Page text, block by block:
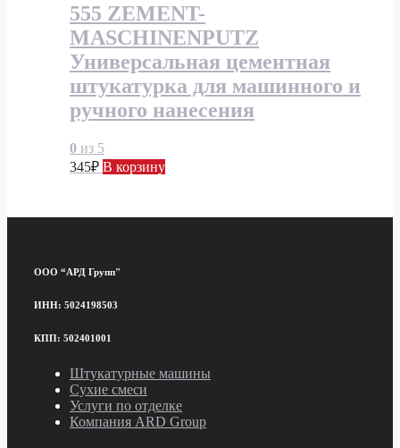
555 ZEMENT-
MASCHINENPUTZ
Универсальная цементная
штукатурка для машинного и
ручного нанесения
0 из 5
345₽ В корзину
ООО “АРД Групп"
ИНН: 5024198503
КПП: 502401001
Штукатурные машины
Сухие смеси
Услуги по отделке
Компания ARD Group